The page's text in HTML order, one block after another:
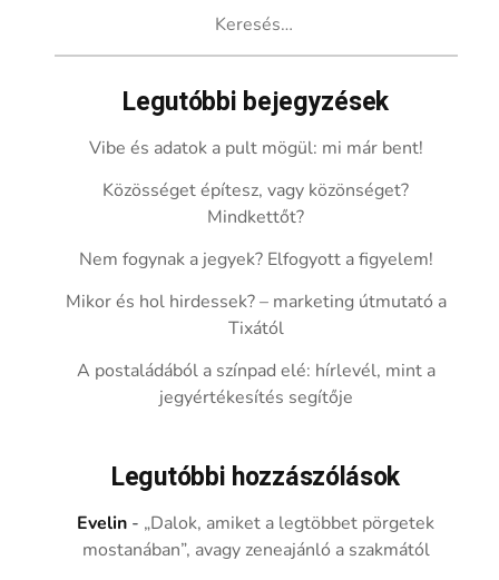
Legutóbbi bejegyzések
Vibe és adatok a pult mögül: mi már bent!
Közösséget építesz, vagy közönséget?
Mindkettőt?
Nem fogynak a jegyek? Elfogyott a figyelem!
Mikor és hol hirdessek? – marketing útmutató a
Tixától
A postaládából a színpad elé: hírlevél, mint a
jegyértékesítés segítője
Legutóbbi hozzászólások
Evelin - „Dalok, amiket a legtöbbet pörgetek
mostanában”, avagy zeneajánló a szakmától